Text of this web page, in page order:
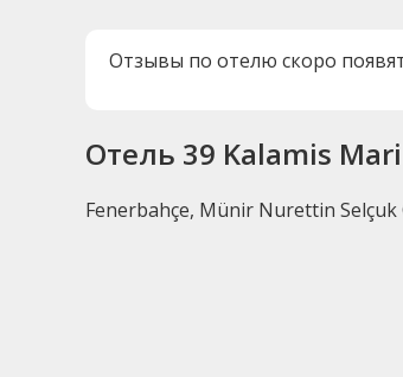
Отзывы по отелю скоро
Отель 39 Kalamis
Fenerbahçe, Münir Nurettin Selçuk